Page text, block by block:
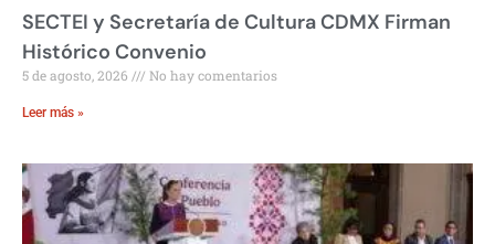
SECTEI y Secretaría de Cultura CDMX Firman
Histórico Convenio
5 de agosto, 2026 No hay comentarios
Leer más »